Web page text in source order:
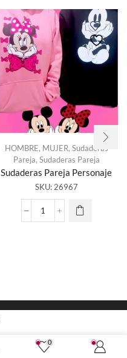
HOMBRE, MUJER, Sudaderas
Pareja, Sudaderas Pareja
Sudaderas Pareja Personaje
SKU:26967
Sudaderas
0